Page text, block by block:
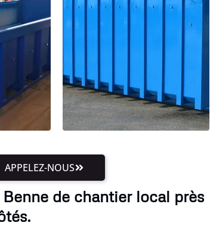
APPELEZ-NOUS
de chantier local près